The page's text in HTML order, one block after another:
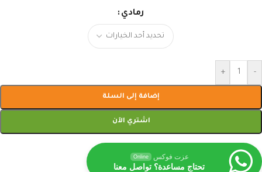
رمادي
-
+
إضافة إلى السلة
اشتري الآن
عزت فوكس Online
تحتاج مساعدة؟ تواصل معنا